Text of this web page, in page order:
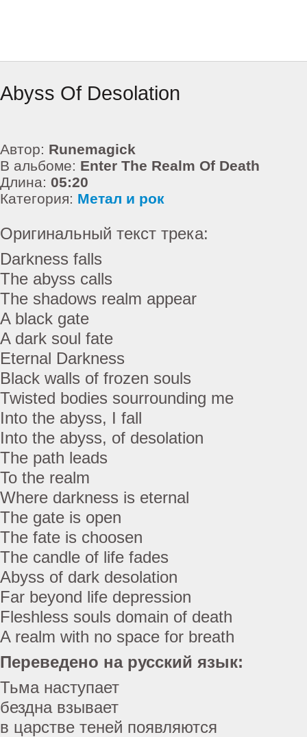
Abyss Of Desolation
Автор: Runemagick
В альбоме: Enter The Realm Of Death
Длина: 05:20
Категория: Метал и рок
Оригинальный текст трека:
Darkness falls
The abyss calls
The shadows realm appear
A black gate
A dark soul fate
Eternal Darkness
Black walls of frozen souls
Twisted bodies sourrounding me
Into the abyss, I fall
Into the abyss, of desolation
The path leads
To the realm
Where darkness is eternal
The gate is open
The fate is choosen
The candle of life fades
Abyss of dark desolation
Far beyond life depression
Fleshless souls domain of death
A realm with no space for breath
Переведено на русский язык:
Тьма наступает
бездна взывает
в царстве теней появляются